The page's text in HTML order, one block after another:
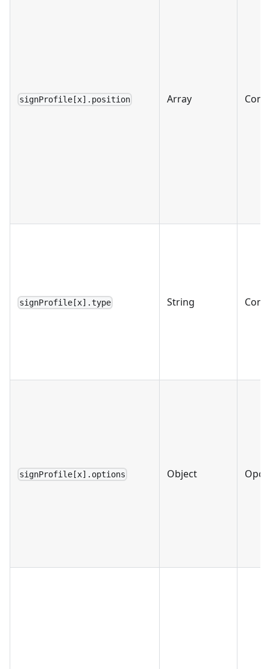
signProfile[x].position Array
signProfile[x].type String
signProfile[x].options Object